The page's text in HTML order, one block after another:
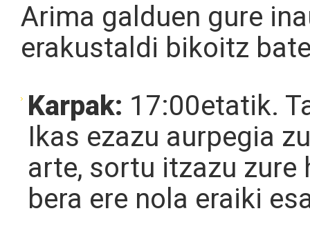
Arima galduen gure
erakustaldi bikoitz
Karpak: 17:00etatik.
Ikas ezazu aurpegia
arte, sortu itzazu zure
bera ere nola eraiki